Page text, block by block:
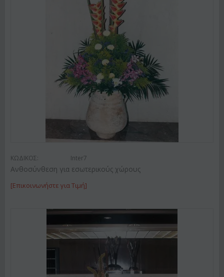
ΚΩΔΙΚΟΣ: Inter7
Ανθοσύνθεση για εσωτερικούς χώρους
[Επικοινωνήστε για Τιμή]